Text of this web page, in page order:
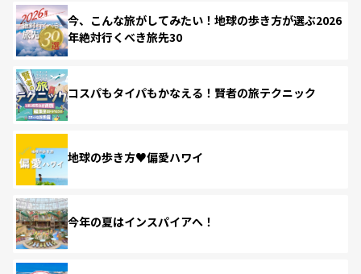
今、こんな旅がしてみたい！地球の歩き方が選ぶ2026
年絶対行くべき旅先30
コスパもタイパもかなえる！賢者の旅テクニック
地球の歩き方♥偏愛ハワイ
今年の夏はインスパイアへ！